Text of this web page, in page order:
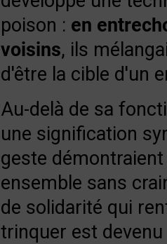
poison : en
voisins, ils
d'être la cible d'un
Au-delà de sa
une signification
geste démontraient
ensemble sans
de solidarité qui
trinquer est